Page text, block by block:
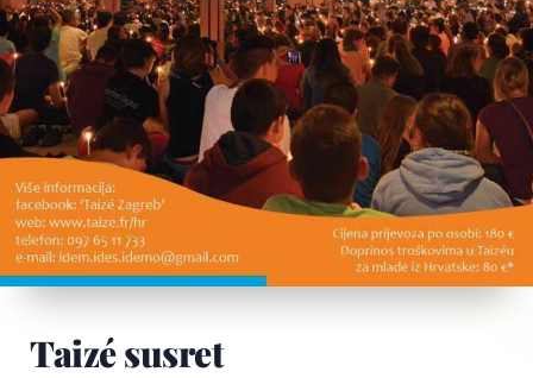
Taizé susret